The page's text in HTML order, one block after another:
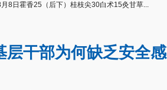
8日霍香25（后下）桂枝尖30白术15灸甘草...
层干部为何缺乏安全